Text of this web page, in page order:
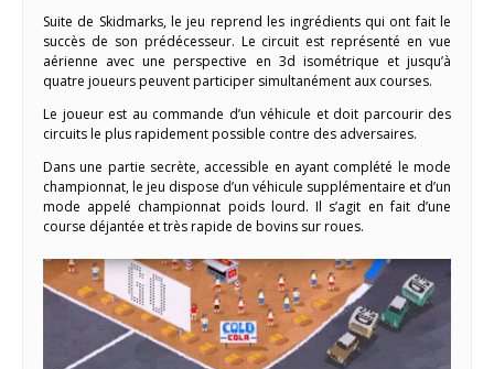
Suite de Skidmarks, le jeu reprend les ingrédients qui ont fait le
succès de son prédécesseur. Le circuit est représenté en vue
aérienne avec une perspective en 3d isométrique et jusqu’à
quatre joueurs peuvent participer simultanément aux courses.
Le joueur est au commande d’un véhicule et doit parcourir des
circuits le plus rapidement possible contre des adversaires.
Dans une partie secrète, accessible en ayant complété le mode
championnat, le jeu dispose d’un véhicule supplémentaire et d’un
mode appelé championnat poids lourd. Il s’agit en fait d’une
course déjantée et très rapide de bovins sur roues.